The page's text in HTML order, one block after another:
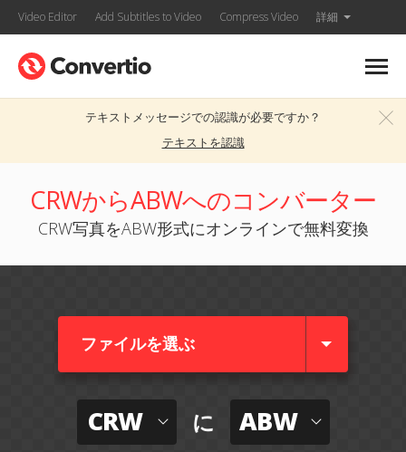
Video Editor Add Subtitles to Video Compress Video 詳細
テキストメッセージでの認識が必要ですか？
テキストを認識
CRWからABWへのコンバーター
CRW写真をABW形式にオンラインで無料変換
ファイルを選ぶ
CRW に ABW